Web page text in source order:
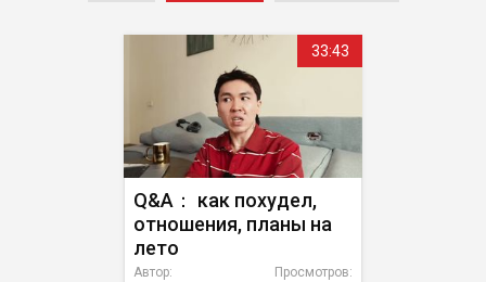
33:43
Q&A： как похудел,
отношения, планы на
лето
Просмотров:
Автор: